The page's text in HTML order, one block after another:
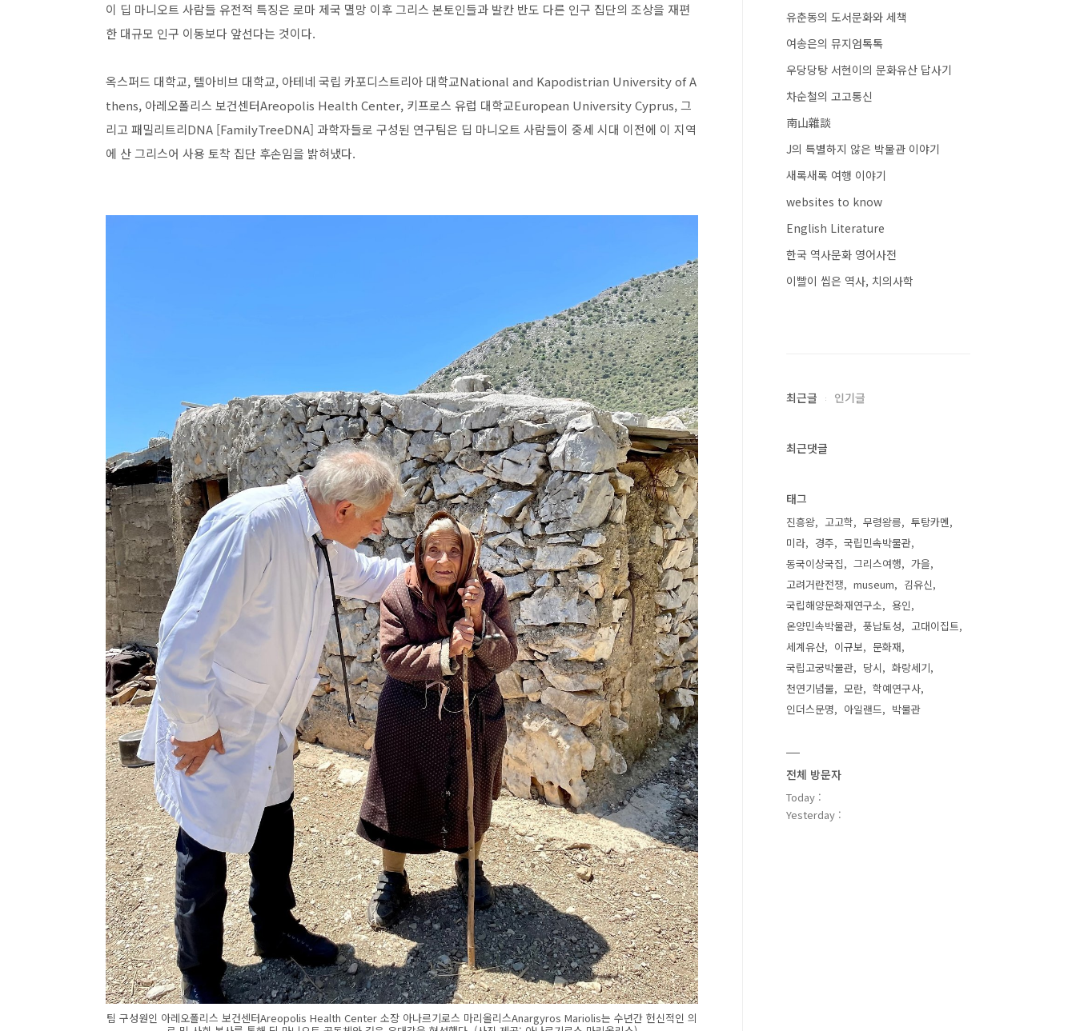
이 딥 마니오트 사람들 유전적 특징은 로마 제국 멸망 이후 그리스 본토인들과 발칸 반도 다른 인구 집단의 조상을 재편
한 대규모 인구 이동보다 앞선다는 것이다.
옥스퍼드 대학교, 텔아비브 대학교, 아테네 국립 카포디스트리아 대학교National and Kapodistrian University of A
thens, 아레오폴리스 보건센터Areopolis Health Center, 키프로스 유럽 대학교European University Cyprus, 그
리고 패밀리트리DNA [FamilyTreeDNA] 과학자들로 구성된 연구팀은 딥 마니오트 사람들이 중세 시대 이전에 이 지역
에 산 그리스어 사용 토착 집단 후손임을 밝혀냈다.
팀 구성원인 아레오폴리스 보건센터Areopolis Health Center 소장 아나르기로스 마리올리스Anargyros Mariolis는 수년간 헌신적인 의
유춘동의 도서문화와 세책
여송은의 뮤지엄톡톡
우당당탕 서현이의 문화유산 답사기
차순철의 고고통신
南山雜談
J의 특별하지 않은 박물관 이야기
새록새록 여행 이야기
websites to know
English Literature
한국 역사문화 영어사전
이빨이 씹은 역사, 치의사학
최근글 인기글
최근댓글
태그
진흥왕 고고학 무령왕릉
투탕카멘
미라
경주
국립민속박물관
동국이상국집
그리스여행
가을
고려거란전쟁
museum
김유신
국립해양문화재연구소
용인
온양민속박물관
풍납토성
고대이집트
세계유산
이규보
문화재
국립고궁박물관
당시
화랑세기
천연기념물
모란
학예연구사
인더스문명
아일랜드 박물관
전체 방문자
Today :
Yesterday :